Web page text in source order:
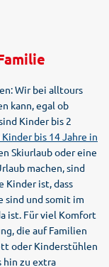
Wir bei alltours
kann, egal ob
Kinder bis 2
bis 14 Jahre in
Skiurlaub oder eine
machen, sind
Kinder ist, dass
sind und somit im
ist. Für viel Komfort
die auf Familien
oder Kinderstühlen
hin zu extra